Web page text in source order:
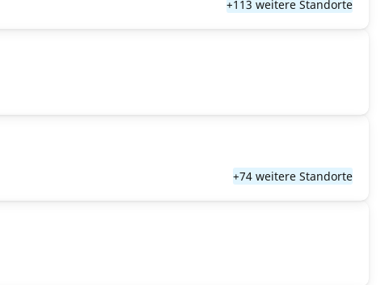
+113 weitere Standorte
+74 weitere Standorte